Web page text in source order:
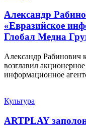
Александр
«Евразийское
Глобал Медиа
Александр Рабинович
возглавил
информационное
Культура
ARTPLAY